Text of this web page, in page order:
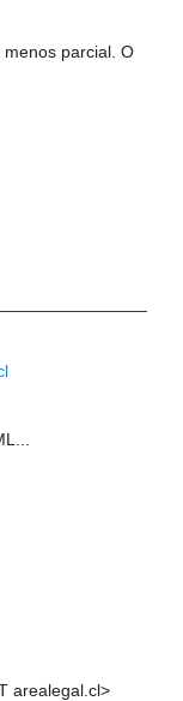
parcial. O
arealegal.cl>